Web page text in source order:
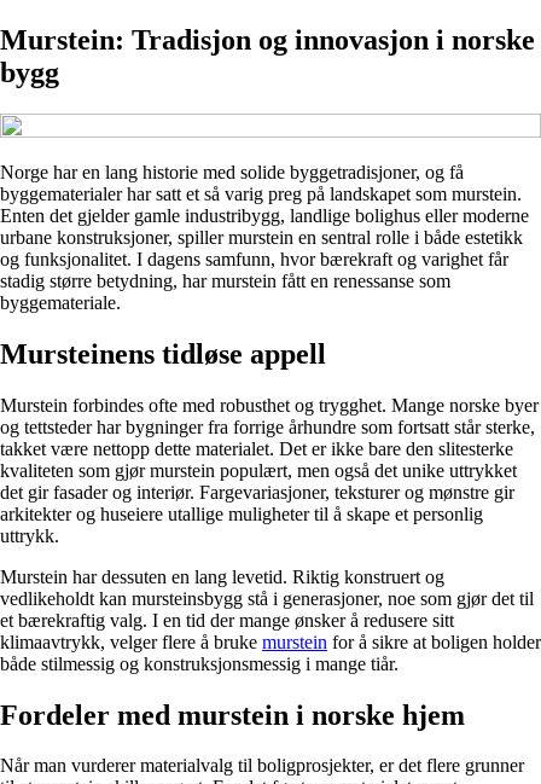
Murstein: Tradisjon og innovasjon i norske
bygg
Norge har en lang historie med solide byggetradisjoner, og få
byggematerialer har satt et så varig preg på landskapet som murstein.
Enten det gjelder gamle industribygg, landlige bolighus eller moderne
urbane konstruksjoner, spiller murstein en sentral rolle i både estetikk
og funksjonalitet. I dagens samfunn, hvor bærekraft og varighet får
stadig større betydning, har murstein fått en renessanse som
byggemateriale.
Mursteinens tidløse appell
Murstein forbindes ofte med robusthet og trygghet. Mange norske byer
og tettsteder har bygninger fra forrige århundre som fortsatt står sterke,
takket være nettopp dette materialet. Det er ikke bare den slitesterke
kvaliteten som gjør murstein populært, men også det unike uttrykket
det gir fasader og interiør. Fargevariasjoner, teksturer og mønstre gir
arkitekter og huseiere utallige muligheter til å skape et personlig
uttrykk.
Murstein har dessuten en lang levetid. Riktig konstruert og
vedlikeholdt kan mursteinsbygg stå i generasjoner, noe som gjør det til
et bærekraftig valg. I en tid der mange ønsker å redusere sitt
klimaavtrykk, velger flere å bruke murstein for å sikre at boligen holder
både stilmessig og konstruksjonsmessig i mange tiår.
Fordeler med murstein i norske hjem
Når man vurderer materialvalg til boligprosjekter, er det flere grunner